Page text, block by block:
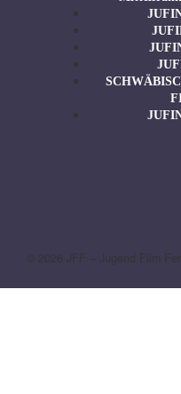
© 2026 JFF – Jugend Film